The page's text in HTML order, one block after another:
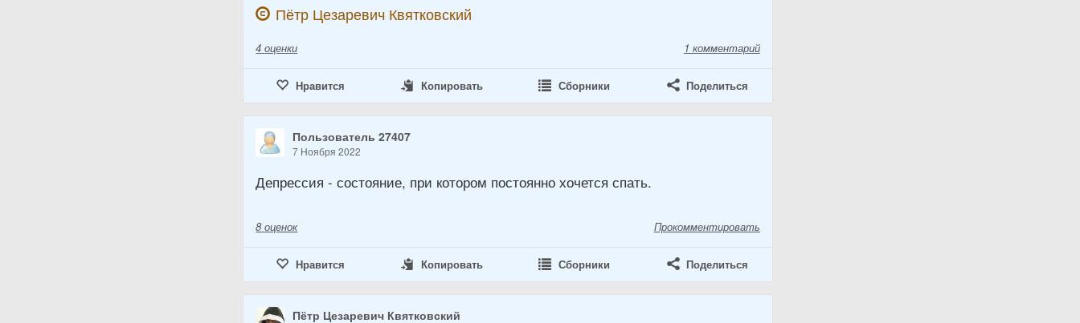
Пётр Цезаревич Квятковский
4 оценки 1 комментарий
Нравится Копировать Сборники Поделиться
Пользователь 27407
7 Ноября 2022
Депрессия - состояние, при котором постоянно хочется спать.
8 оценок Прокомментировать
Нравится Копировать Сборники Поделиться
Пётр Цезаревич Квятковский